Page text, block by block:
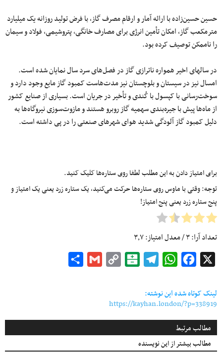
حسین حسین‌زاده با ارائه آمار و ارقام مصرف گاز، با فرض تولید روزانه یک میلیارد
مترمکعب گاز، امکان تأمین انرژی برای مصارف خانگی، پتروشیمی، فولاد و سیمان
را ناممکن توصیف کرده بود.
در سالهای اخیر همواره ناترازی گاز در فصل‌های سرد سال نمایان شده است.
امسال نیز در سیستان و بلوچستان نیز مدت‌هاست کمبود گاز مایع وجود دارد و
سوخت‌رسانی با کپسول با کُندی و تأخیر در جریان است. بسیاری از صنایع کشور
از ماه‌ها پیش با جیره‌بندی سهمیه گاز روبرو هستند و مازوت‌سوزی نیروگاه‌ها به
دلیل کمبود گاز آلودگی شدید هوای شهرهای صنعتی را در پی داشته است.
برای امتیاز دادن به این مطلب لطفا روی ستاره‌ها کلیک کنید.
توجه: وقتی با ماوس روی ستاره‌ها حرکت می‌کنید، یک ستاره زرد یعنی یک امتیاز و
پنج ستاره زرد یعنی پنج امتیاز!
تعداد آرا:۳/ معدل امتیاز:۳٫۷
Facebook
WhatsApp
Telegram
Balatarin
Copy
Gmail
لینک کوتاه شده این نوشته:
https://kayhan.london/?p=338919
مطالب مرتبط
مطالب بیشتر از این نویسنده